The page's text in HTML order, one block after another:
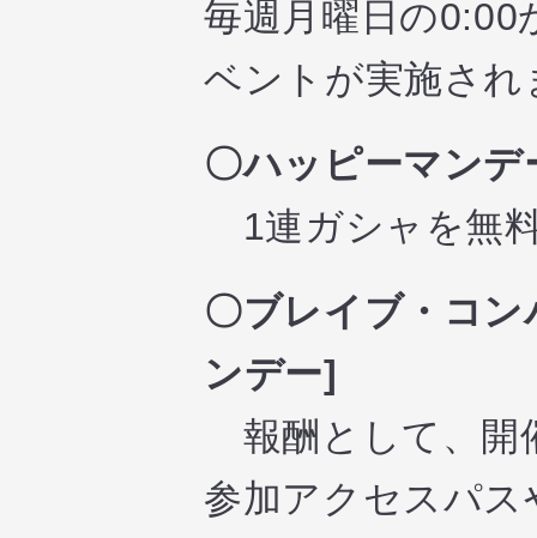
毎週月曜日の0:00
ベントが実施され
〇ハッピーマン
1連ガシャを無
〇ブレイブ・コ
ンデー]
報酬として、開
参加アクセスパ